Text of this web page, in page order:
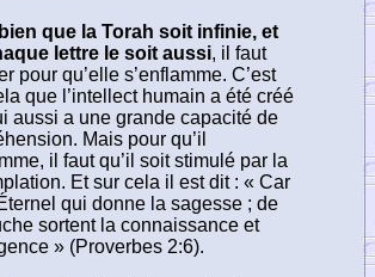
que la Torah soit infinie, et
lettre le soit aussi, il faut
pour qu’elle s’enflamme. C’est
que l’intellect humain a été créé
aussi a une grande capacité de
Mais pour qu’il
il faut qu’il soit stimulé par la
Et sur cela il est dit : « Car
qui donne la sagesse ; de
sortent la connaissance et
» (Proverbes 2:6).